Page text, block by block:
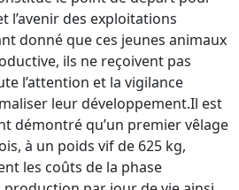
l’avenir des exploitations
donné que ces jeunes animaux
ils ne reçoivent pas
l’attention et la vigilance
leur développement.Il est
démontré qu’un premier vêlage
à un poids vif de 625 kg,
les coûts de la phase